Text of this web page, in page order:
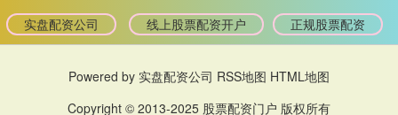
实盘配资公司 线上股票配资开户 正规股票配资
Powered by 实盘配资公司 RSS地图 HTML地图
Copyright © 2013-2025 股票配资门户 版权所有